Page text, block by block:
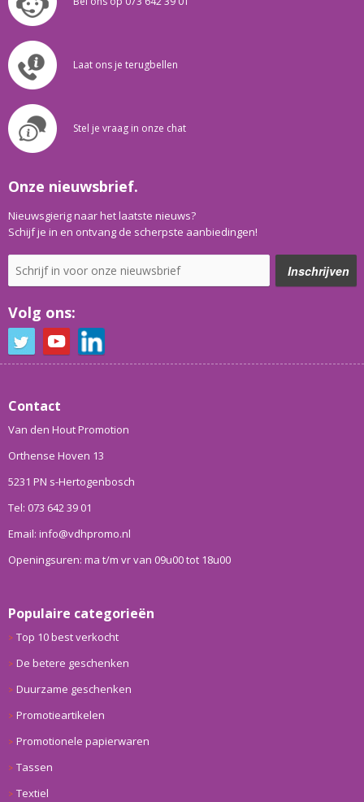
Laat ons je terugbellen
Stel je vraag in onze chat
Onze nieuwsbrief.
Nieuwsgierig naar het laatste nieuws?
Schijf je in en ontvang de scherpste aanbiedingen!
Volg ons:
Contact
Van den Hout Promotion
Orthense Hoven 13
5231 PN s-Hertogenbosch
Tel: 073 642 39 01
Email: info@vdhpromo.nl
Openingsuren: ma t/m vr van 09u00 tot 18u00
Populaire categorieën
Top 10 best verkocht
De betere geschenken
Duurzame geschenken
Promotieartikelen
Promotionele papierwaren
Tassen
Textiel